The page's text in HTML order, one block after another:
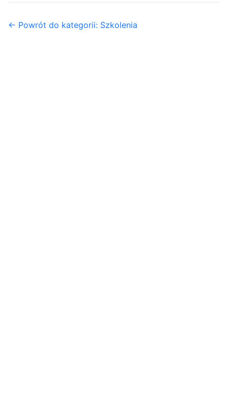
← Powrót do kategorii: Szkolenia